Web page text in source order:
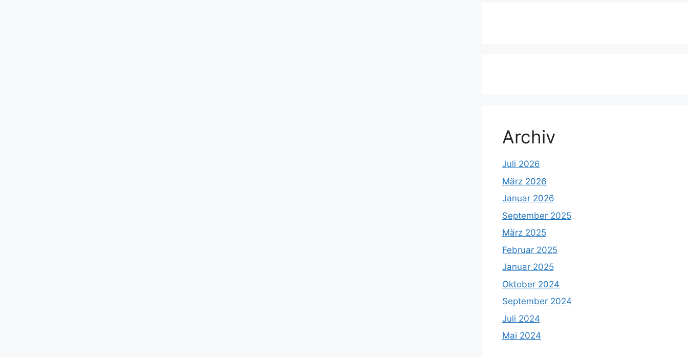
Archiv
Juli 2026
März 2026
Januar 2026
September 2025
März 2025
Februar 2025
Januar 2025
Oktober 2024
September 2024
Juli 2024
Mai 2024